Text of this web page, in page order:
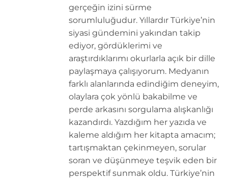
gerçeğin izini sürme
sorumluluğudur. Yıllardır Türkiye’nin
siyasi gündemini yakından takip
ediyor, gördüklerimi ve
araştırdıklarımı okurlarla açık bir dille
paylaşmaya çalışıyorum. Medyanın
farklı alanlarında edindiğim deneyim,
olaylara çok yönlü bakabilme ve
perde arkasını sorgulama alışkanlığı
kazandırdı. Yazdığım her yazıda ve
kaleme aldığım her kitapta amacım;
tartışmaktan çekinmeyen, sorular
soran ve düşünmeye teşvik eden bir
perspektif sunmak oldu. Türkiye’nin